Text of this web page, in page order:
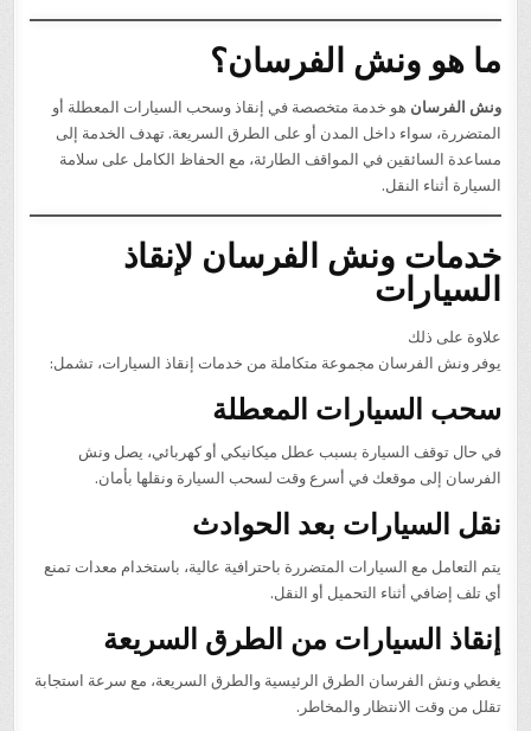
ما هو ونش الفرسان؟
ونش الفرسان هو خدمة متخصصة في إنقاذ وسحب السيارات المعطلة أو
المتضررة، سواء داخل المدن أو على الطرق السريعة. تهدف الخدمة إلى
مساعدة السائقين في المواقف الطارئة، مع الحفاظ الكامل على سلامة
السيارة أثناء النقل.
خدمات ونش الفرسان لإنقاذ
السيارات
علاوة على ذلك
يوفر ونش الفرسان مجموعة متكاملة من خدمات إنقاذ السيارات، تشمل:
سحب السيارات المعطلة
في حال توقف السيارة بسبب عطل ميكانيكي أو كهربائي، يصل ونش
الفرسان إلى موقعك في أسرع وقت لسحب السيارة ونقلها بأمان.
نقل السيارات بعد الحوادث
يتم التعامل مع السيارات المتضررة باحترافية عالية، باستخدام معدات تمنع
أي تلف إضافي أثناء التحميل أو النقل.
إنقاذ السيارات من الطرق السريعة
يغطي ونش الفرسان الطرق الرئيسية والطرق السريعة، مع سرعة استجابة
تقلل من وقت الانتظار والمخاطر.